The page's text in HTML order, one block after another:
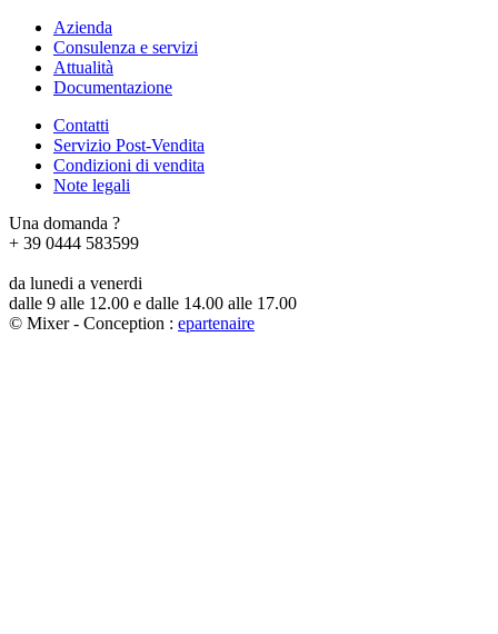
Azienda
Consulenza e servizi
Attualità
Documentazione
Contatti
Servizio Post-Vendita
Condizioni di vendita
Note legali
Una domanda ?
+ 39 0444 583599
da lunedi a venerdi
dalle 9 alle 12.00 e dalle 14.00 alle 17.00
© Mixer - Conception : epartenaire